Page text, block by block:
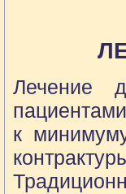
Лечение
к